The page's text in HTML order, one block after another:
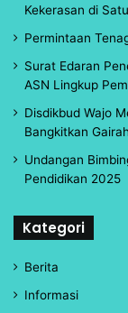
Kekerasan di
Permintaan
Surat Edaran
ASN Lingkup
Disdikbud Wajo
Bangkitkan
Undangan
Pendidikan 2025
Kategori
Berita
Informasi